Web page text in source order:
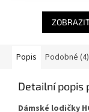
Popis Podobné (4)
Detailní popis
Dámské lodičky